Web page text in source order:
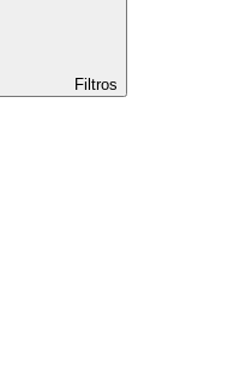
Filtros